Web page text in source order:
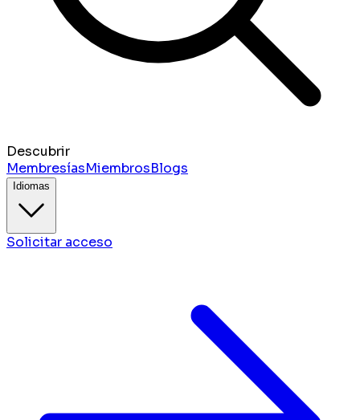
Descubrir
MembresíasMiembrosBlogs
Idiomas
Solicitar acceso